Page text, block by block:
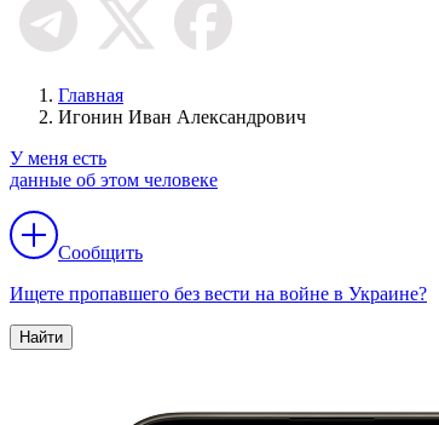
Главная
Игонин Иван Александрович
У меня есть
данные об этом человеке
Сообщить
Ищете пропавшего без вести на войне в Украине?
Найти